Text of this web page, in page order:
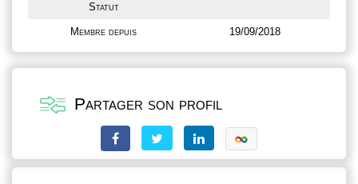
Statut
Membre depuis 19/09/2018
Partager son profil